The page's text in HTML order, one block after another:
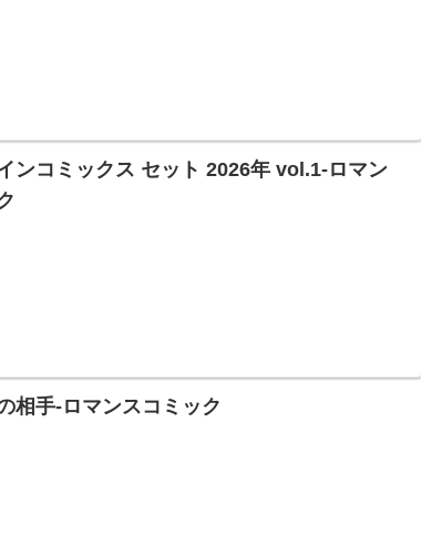
ンコミックス セット 2026年 vol.1-ロマン
相手-ロマンスコミック